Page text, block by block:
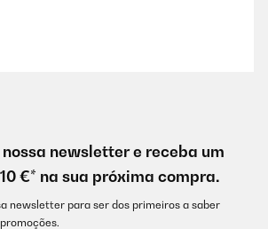
newsletter e receba um
€* na sua próxima compra.
newsletter para ser dos primeiros a saber